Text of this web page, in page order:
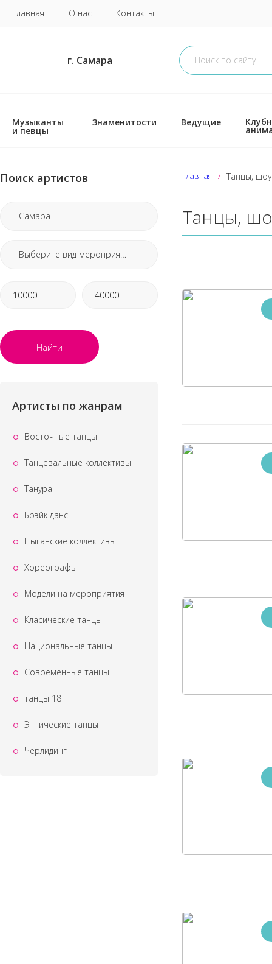
Главная О нас Контакты
г. Самара
Музыканты
и певцы
Знаменитости Ведущие
Поиск артистов
Самара
Выберите вид мероприятия
Найти
Артисты по жанрам
Восточные танцы
Танцевальные коллективы
Танура
Брэйк данс
Цыганские коллективы
Хореографы
Модели на мероприятия
Класические танцы
Национальные танцы
Современные танцы
танцы 18+
Этнические танцы
Черлидинг
Главная Танцы,
Танцы,